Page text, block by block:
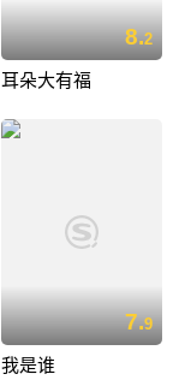
8.2
耳朵大有福
7.9
我是谁